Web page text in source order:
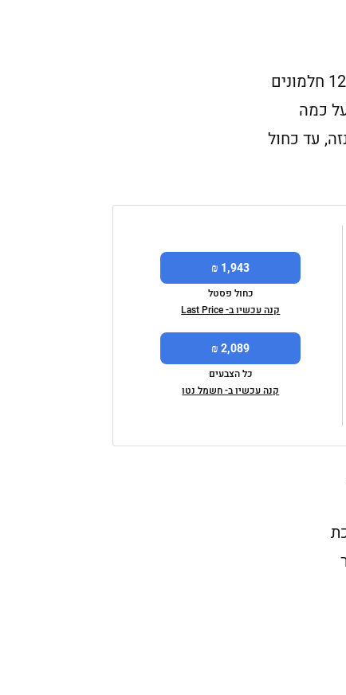
זה הדגם שהכי כדאי לבחור במידה שאתם רוצים יותר קיבולת – ה-4.8 ליטרים מספיקים בערך ל-12 חלמונים
כמה
עד כחול
1,943 ₪
כחול פסטל
קנה עכשיו ב- Last Price
2,089 ₪
כל הצבעים
קנה עכשיו ב- חשמל נטו